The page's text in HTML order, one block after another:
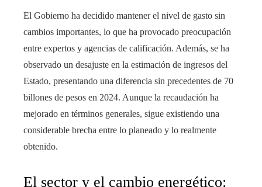
El Gobierno ha decidido mantener el nivel de gasto sin
cambios importantes, lo que ha provocado preocupación
entre expertos y agencias de calificación. Además, se ha
observado un desajuste en la estimación de ingresos del
Estado, presentando una diferencia sin precedentes de 70
billones de pesos en 2024. Aunque la recaudación ha
mejorado en términos generales, sigue existiendo una
considerable brecha entre lo planeado y lo realmente
obtenido.
El sector y el cambio energético: